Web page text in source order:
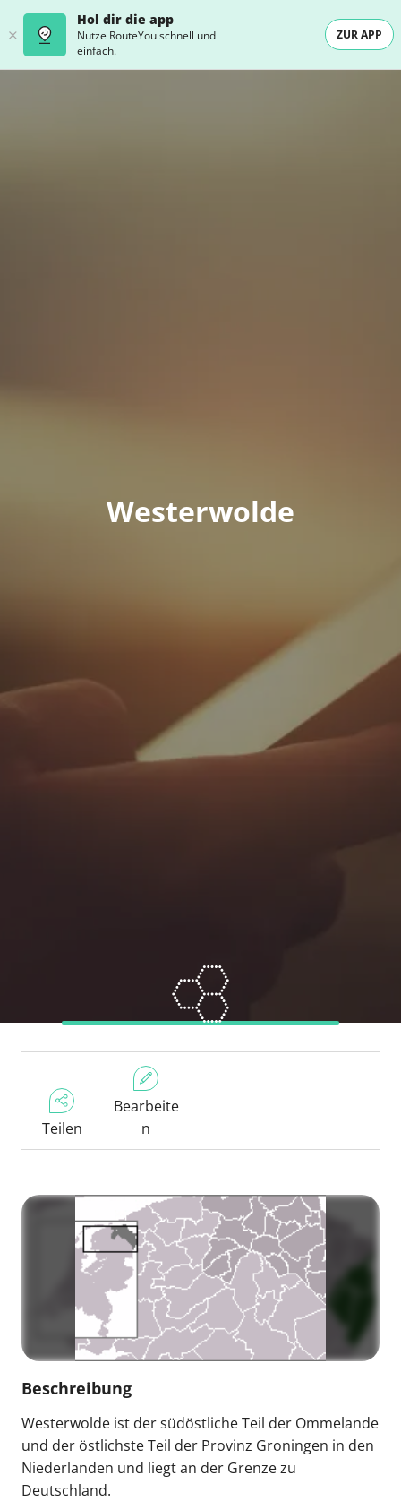
Hol dir die app
Nutze RouteYou schnell und
einfach.
ZUR APP
Westerwolde
Teilen
Bearbeite
n
Beschreibung
Westerwolde ist der südöstliche Teil der Ommelande
und der östlichste Teil der Provinz Groningen in den
Niederlanden und liegt an der Grenze zu
Deutschland.